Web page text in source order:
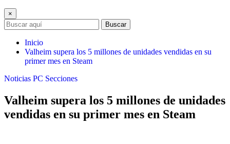
×
Buscar
Inicio
Valheim supera los 5 millones de unidades vendidas en su
primer mes en Steam
Noticias PC Secciones
Valheim supera los 5 millones de unidades
vendidas en su primer mes en Steam